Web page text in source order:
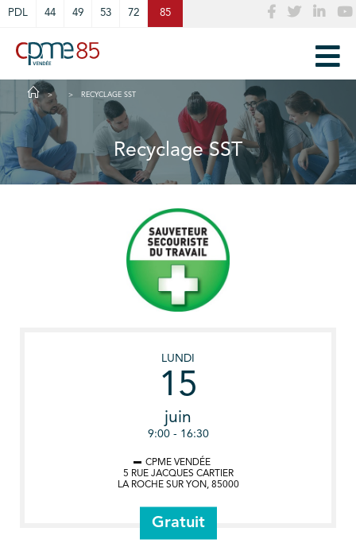
PDL 44 49 53 72 85
RECYCLAGE SST
Recyclage SST
LUNDI
15
juin
9:00 - 16:30
CPME VENDÉE
5 RUE JACQUES CARTIER
LA ROCHE SUR YON, 85000
Gratuit
Cookies management panel